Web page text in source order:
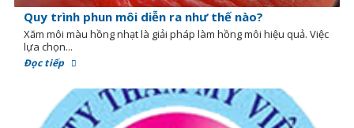
Quy trình phun môi diễn ra như thế nào?
Xăm môi màu hồng nhạt là giải pháp làm hồng môi hiệu quả. Việc
lựa chọn...
Đọc tiếp